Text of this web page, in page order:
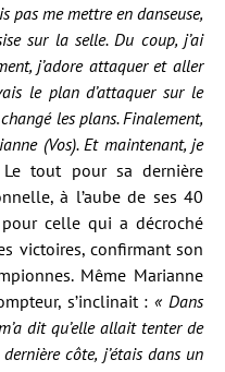
pas me mettre en danseuse,
sur la selle. Du coup, j’ai
j’adore attaquer et aller
le plan d’attaquer sur le
les plans. Finalement,
(Vos). Et maintenant, je
Le tout pour sa dernière
à l’aube de ses 40
celle qui a décroché
victoires, confirmant son
Même Marianne
s’inclinait :« Dans
dit qu’elle allait tenter de
côte, j’étais dans un